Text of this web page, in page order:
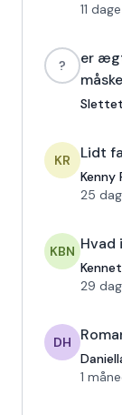
11
?
er
KR Lidt
Kenny
25
KBN Hvad
29
DH
1